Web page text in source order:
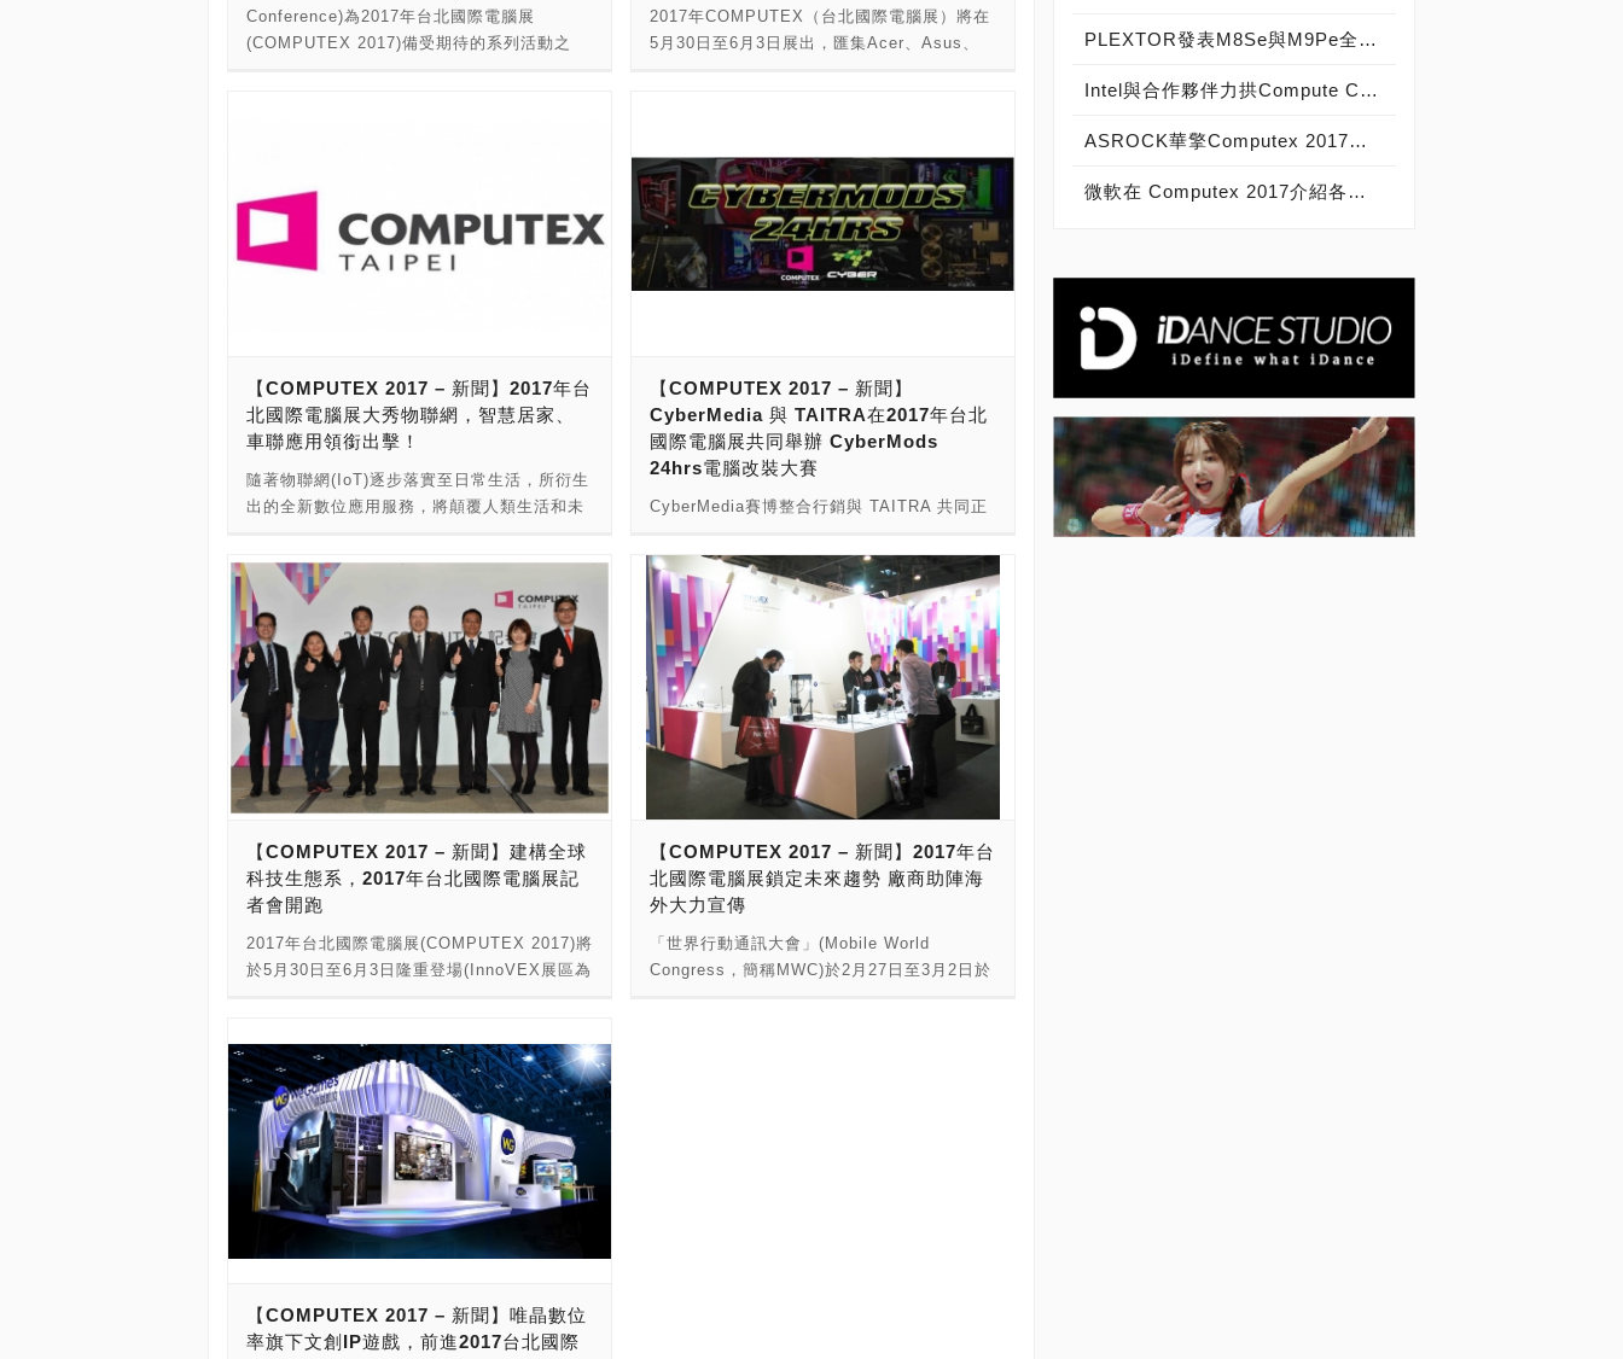
Conference)為2017年台北國際電腦展
(COMPUTEX 2017)備受期待的系列活動之
野」、「創新創業新動能」，由科技龍頭廠商
及各領域創新服務先驅企業高階主管擔任主講
人，分享全球科技產業的前瞻觀點與未來發展
外重量級講者為CPX論壇揭開序幕；開展第二
天5月31日將舉辦「IoT應用新視野」主題論
壇，由國內外產業先進ARM、Ericsson、
Lilee System、NXP、SUPERMICRO、聯發
科技及研華科技連番上陣，探討現階段物聯網
5月31日下午，由IBM、Intel、NVIDIA與沛星
互動科技等AI領域領導廠商，向與會者分享AI
前瞻趨勢與最新商業應用；最後一場主題論壇
「創新創業新動能」將於６月1日上午，由
HWTrek、Indiegogo、iiiNNO、Lightneer、
LUCID、緯創資通等獨角獸新秀分享創新在
ICT產業扮演的關鍵角色。 外貿協會秘書長葉
明水表示，「COMPUTEX期望透過集結產業
先進的力量，共同建構全球科技生態系，並引
領全球ICT產業邁向下一個階段。今年CPX論
壇緊繫全球科技脈動，以展望未來新趨勢為開
場，進一步剖析人工智慧與物聯網的最新進
程，最後以極具潛力的創新及新創產業做總
結，希望能夠帶給產業人士不一樣的視野，以
前瞻性思維搶灘科技新藍海。」 為落實建構全
球科技生態系，COMPUTEX與時俱進，今年
之際，力邀世界級菁英夥伴加入，引領全球科
技產業邁向下一步。 CPX論壇全程將以英文進
行，資訊亦隨時更新，即日起開放線上免費報
名，敬請鎖定COMPUTEX官網。
2017年COMPUTEX（台北國際電腦展）將在
5月30日至6月3日展出，匯集Acer、Asus、
Thermaltake、Transcend等1,600家參展商
共襄盛舉，以全新定位「建構全球科技生態
系」（Building Global Technology
Ecosystems）出擊，提供全球科技業者與新
創企業進行策略合作、技術交流、意見分享的
焦「人工智慧與機器人 」、「物聯網技術應
用」、「創新與新創 」、「商業解決方案」及
「電競與虛擬實境」等五大主題。其中針對
「電競與虛擬實境」，除了近60家電競品牌廠
商將於展場秀出最新產品外，外貿協會亦將攜
手CyberMedia賽博整合行銷，首度於
「COMPUTEX Modding Challenge ─
CyberMods」，邀請來自全球的改裝高手齊聚
一堂，在展期間根據科幻、電玩、電影等主題
大展身手，爭奪總價值高達2萬美金的獎金與
獎品。 COMPUTEX Modding Challenge ─
CyberMods競賽將在COMPUTEX 2017期間
的台北南港展覽館1館4樓光廊進行，比賽活動
時間為5月30號至6月2號的每天上午9時到下午
6時，參賽者來自美國、中國大陸、越南、泰
國、菲律賓、英國等多個國家/地區，評審團將
於6 月2日評選出前三名並頒奬。展覽最後一天
6月3日參賽者將帶著最終作品，與現場參觀者
互動，傳遞電競電腦改裝的獨特魅力。 改裝
(Modding)－源自於英文的修改(Modification)
一詞，「改裝者」（Modder）已將電腦改裝視
為一種藝術形式的展現，往往會根據個人喜好
【COMPUTEX 2017 – 新聞】2017年台
北國際電腦展大秀物聯網，智慧居家、
車聯應用領銜出擊！
隨著物聯網(IoT)逐步落實至日常生活，所衍生
出的全新數位應用服務，將顛覆人類生活和未
智慧活水。根據COMPUTEX主辦單位之一外
貿協會日前公布的參展廠商名單來觀察，車聯
網、智慧家庭、穿戴娛樂為物聯網裝置成長主
軸；而聯網商機持續發酵，國內外大廠紛紛投
入發展，於產品和服務方面持續創新，可望推
動新興的應用及商業模式。 根據
MarketsandMarkets調查，全球智慧家庭市場
將於2016至2021年間，以14.07％的年複合成
長率成長，2021年更預計超過1,217億美元。
物聯網發展至今，技術已拓展至各領域面向，
制自動化、居家保全與監控、智慧能源管控、
居家照護等應用也為近年智慧家庭發展重點。
物聯網的實現，涉及晶片、終端或平台服務商
等技術結合，如何因應聯網潮流，整合跨領域
的資源與技術，並建立完整的生態系，將成為
未來的發展關鍵。順應此一趨勢，
電子與亞旭電腦等夥伴參與，一同展示物聯網
的智慧居家應用，以期加速整體生態系的共榮
發展。 除了智慧居家應用，另一項走出戶外的
家用領域也大舉邁向創新。國際研究暨顧問機
構Gartner預測，至2020年將增至6,100萬輛，
無論在成熟或新興汽車市場，聯網汽車的產量
都在迅速增長中。 車聯網市場持續發酵，近年
科技與汽車大廠皆看好發展前景，紛紛推出如
動駕駛技術、安全監控、環境感測分析等新興
功能，更將進一步帶領車聯市場的邁向新紀
【COMPUTEX 2017 – 新聞】
CyberMedia 與 TAITRA在2017年台北
國際電腦展共同舉辦 CyberMods
24hrs電腦改裝大賽
CyberMedia賽博整合行銷與 TAITRA 共同正
電腦改裝大賽。 CyberMedia和COMPUTEX
多年來一直攜手合作，歸功於其共同的目標以
及對整體科技產業趨勢的了解，並促進科技產
業發展與創新 。今年更是結合台北國際電腦展
的五大主題之一Gaming and VR，不僅展現電
競與虛擬實境多元震撼的電腦效能極限，同時
也對於電腦設備外觀獨特性重視之趨勢，特別
廣大邀請世界各地的電腦改裝高手齊聚一堂，
在24小時之內根據科幻、電玩、電影等主題進
行改裝，比賽中表現傑出的參賽者以及參與此
活動者將有機會得到總價值高達兩萬美金的獎
金與獎品。 CyberMod 24hrs改裝大賽將在
COMPUTEX 2017南港展覽館4樓光廊會場舉
辦，比賽活動時間為5月30號至6月2號的每天
早上9點到晚上6點。參賽者在電腦展期的最後
一天6月3號將展示其作品並與現場民眾互動，
讓大眾感受電腦改裝的獨特魅力。
【COMPUTEX 2017 – 新聞】建構全球
科技生態系，2017年台北國際電腦展記
者會開跑
2017年台北國際電腦展(COMPUTEX 2017)將
於5月30日至6月3日隆重登場(InnoVEX展區為
創」、「商業解決方案」及「電競與虛擬實
境」五大主題，並設置SmarTEX、
InnoVEX、iStyle及電競與虛擬實境四大特色
展區，吸引全球1,600家廠商，使用5,010個攤
位參展，展現最新產品及技術研發成果，完整
呈現全球科技生態系樣貌。 國際研究暨顧問機
構Gartner預測，2017年全球的連網物件個數
將突破84億，較2016年增加31%，而2017年
端點與服務相關支出金額也將達2兆美元大
會邀集ASUS、Intel、NVIDIA、
SUPERMICRO及首次來台參展的Tesla等科
【COMPUTEX 2017 – 新聞】2017年台
北國際電腦展鎖定未來趨勢 廠商助陣海
外大力宣傳
「世界行動通訊大會」(Mobile World
Congress，簡稱MWC)於2月27日至3月2日於
【COMPUTEX 2017 – 新聞】唯晶數位
率旗下文創IP遊戲，前進2017台北國際
PLEXTOR發表M8Se與M9Pe全新SSD，高達3100MB/s傳輸效能，COMPUTEX 2017發表會暨遊戲直播現場直擊
Intel與合作夥伴力拱Compute Card應用，Computex 2017現場直擊
ASROCK華擎Computex 2017全線新品亮相、X299大小板+STX全部到位
微軟在 Computex 2017介紹各種Windows 10裝置，強調生態體系成長與創新，且Windows 10 on ARM效能強勁，現場Q&A直擊！